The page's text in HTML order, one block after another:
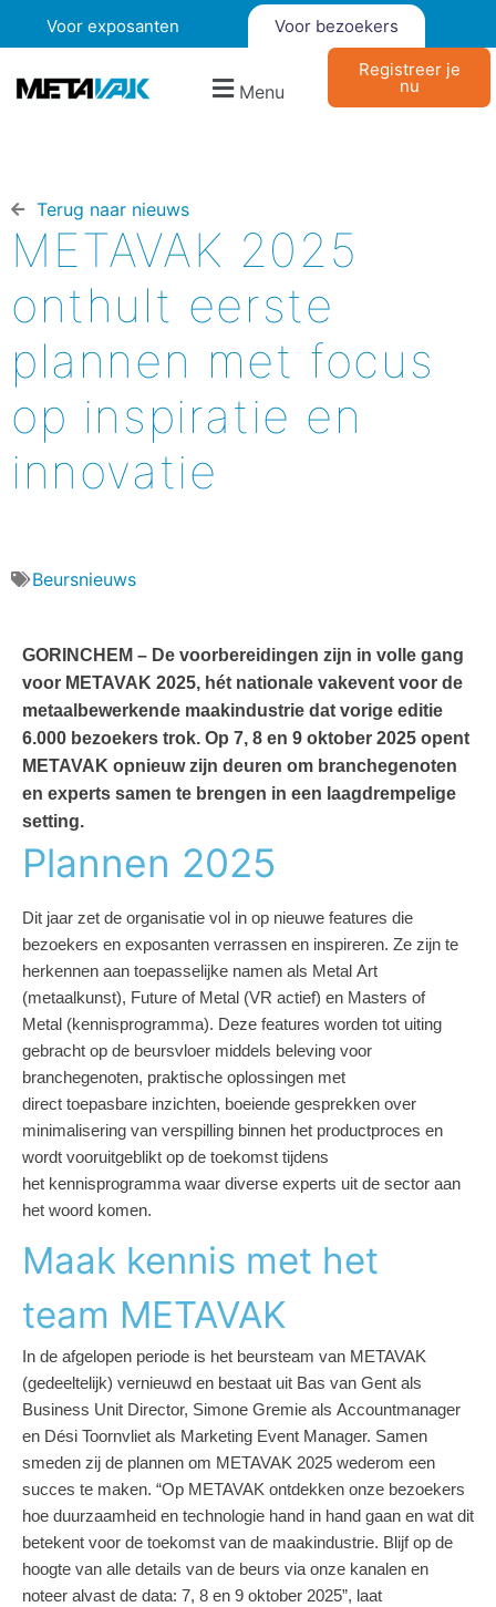
Voor exposanten Voor bezoekers
Menu
Registreer je
nu
Terug naar nieuws​
METAVAK 2025
onthult eerste
plannen met focus
op inspiratie en
innovatie
Beursnieuws
GORINCHEM – De voorbereidingen zijn in volle gang
voor METAVAK 2025, hét nationale vakevent voor de
metaalbewerkende maakindustrie dat vorige editie
6.000 bezoekers trok. Op 7, 8 en 9 oktober 2025 opent
METAVAK opnieuw zijn deuren om branchegenoten
en experts samen te brengen in een laagdrempelige
setting.
Plannen 2025
Dit jaar zet de organisatie vol in op nieuwe features die
bezoekers en exposanten verrassen en inspireren. Ze zijn te
herkennen aan toepasselijke namen als Metal Art
(metaalkunst), Future of Metal (VR actief) en Masters of
Metal (kennisprogramma). Deze features worden tot uiting
gebracht op de beursvloer middels beleving voor
branchegenoten, praktische oplossingen met
direct toepasbare inzichten, boeiende gesprekken over
minimalisering van verspilling binnen het productproces en
wordt vooruitgeblikt op de toekomst tijdens
het kennisprogramma waar diverse experts uit de sector aan
het woord komen.
Maak kennis met het
team METAVAK
In de afgelopen periode is het beursteam van METAVAK
(gedeeltelijk) vernieuwd en bestaat uit Bas van Gent als
Business Unit Director, Simone Gremie als Accountmanager
en Dési Toornvliet als Marketing Event Manager. Samen
smeden zij de plannen om METAVAK 2025 wederom een
succes te maken. “Op METAVAK ontdekken onze bezoekers
hoe duurzaamheid en technologie hand in hand gaan en wat dit
betekent voor de toekomst van de maakindustrie. Blijf op de
hoogte van alle details van de beurs via onze kanalen en
noteer alvast de data: 7, 8 en 9 oktober 2025”, laat